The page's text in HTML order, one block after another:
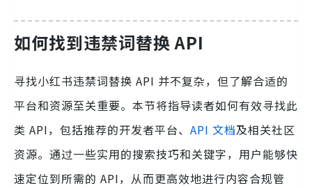
如何找到违禁词替换 API
寻找小红书违禁词替换 API 并不复杂，但了解合适的
平台和资源至关重要。本节将指导读者如何有效寻找此
类 API，包括推荐的开发者平台、 API 文档及相关社区
资源。通过一些实用的搜索技巧和关键字，用户能够快
速定位到所需的 API，从而更高效地进行内容合规管